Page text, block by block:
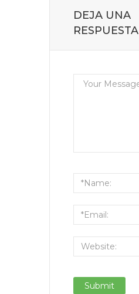
DEJA UNA
RESPUESTA